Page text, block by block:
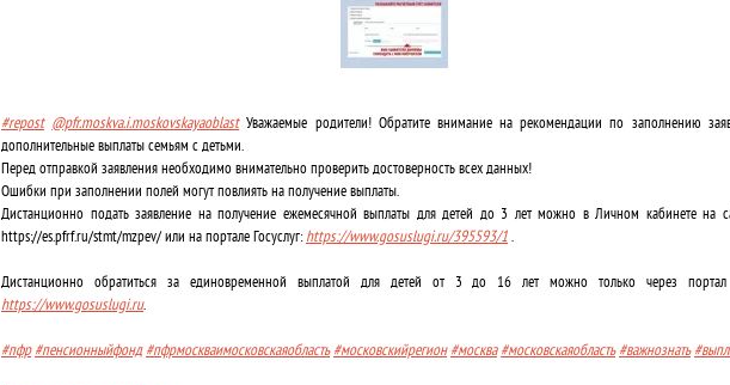
#repost @pfr.moskva.i.moskovskayaoblast Уважаемые родители! Обратите внимание на рекомендации по заполнению
дополнительные выплаты семьям с детьми.
Перед отправкой заявления необходимо внимательно проверить достоверность всех данных!
Ошибки при заполнении полей могут повлиять на получение выплаты.
Дистанционно подать заявление на получение ежемесячной выплаты для детей до 3 лет можно в Личном кабинете на
https://es.pfrf.ru/stmt/mzpev/ или на портале Госуслуг: https://www.gosuslugi.ru/395593/1.
Дистанционно обратиться за единовременной выплатой для детей от 3 до 16 лет можно только через портал
https://www.gosuslugi.ru.
#пфр #пенсионныйфонд #пфрмоскваимосковскаяобласть #московскийрегион #москва #московскаяобласть #важнознать